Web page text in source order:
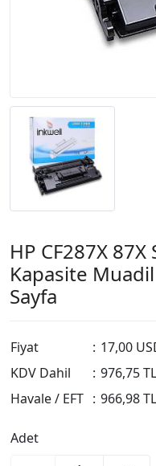
HP CF287X
Kapasite
Sayfa
Fiyat : 17,00
KDV Dahil
: 976,75 TL
Havale / EFT : 966,98 TL
Adet